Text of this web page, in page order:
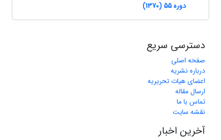
دوره 55 (1370)
دسترسی سریع
صفحه اصلی
درباره نشریه
اعضای هیات تحریریه
ارسال مقاله
تماس با ما
نقشه سایت
آخرین اخبار